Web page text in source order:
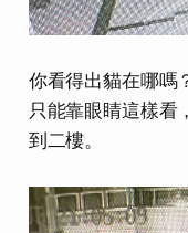
你看得出貓在哪嗎
只能靠眼睛這樣看
到二樓。